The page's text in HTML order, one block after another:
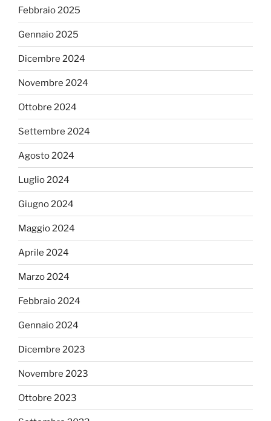
Febbraio 2025
Gennaio 2025
Dicembre 2024
Novembre 2024
Ottobre 2024
Settembre 2024
Agosto 2024
Luglio 2024
Giugno 2024
Maggio 2024
Aprile 2024
Marzo 2024
Febbraio 2024
Gennaio 2024
Dicembre 2023
Novembre 2023
Ottobre 2023